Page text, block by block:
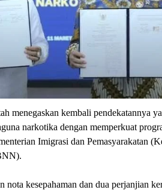
menegaskan kembali pendekatannya
narkotika dengan memperkuat
Imigrasi dan Pemasyarakatan
nota kesepahaman dan dua perjanjian